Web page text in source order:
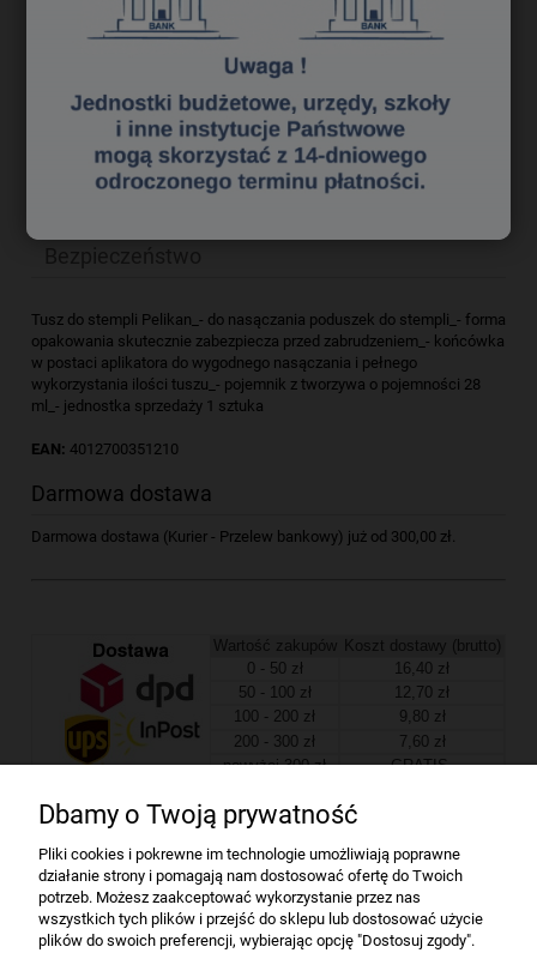
dodaj do przechowalni
Producent: PELIKAN
Kod produktu:
tuk0220368
zapytaj o produkt
poleć znajomemu
Bezpieczeństwo
Tusz do stempli Pelikan_- do nasączania poduszek do stempli_- forma
opakowania skutecznie zabezpiecza przed zabrudzeniem_- końcówka
w postaci aplikatora do wygodnego nasączania i pełnego
wykorzystania ilości tuszu_- pojemnik z tworzywa o pojemności 28
ml_- jednostka sprzedaży 1 sztuka
EAN: 4012700351210
Darmowa dostawa
Darmowa dostawa (Kurier - Przelew bankowy) już od 300,00 zł.
Wartość zakupów
Koszt dostawy (brutto)
0 - 50 zł
16,40 zł
50 - 100 zł
12,70 zł
100 - 200 zł
9,80 zł
200 - 300 zł
7,60 zł
powyżej 300 zł
GRATIS
Firma
Bindownice wg producentów
Niszczarki wg producentów
Dbamy o Twoją prywatność
Pliki cookies i pokrewne im technologie umożliwiają poprawne
działanie strony i pomagają nam dostosować ofertę do Twoich
potrzeb. Możesz zaakceptować wykorzystanie przez nas
wszystkich tych plików i przejść do sklepu lub dostosować użycie
plików do swoich preferencji, wybierając opcję "Dostosuj zgody".